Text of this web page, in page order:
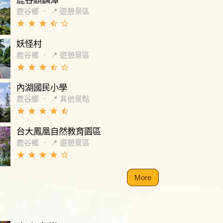
鹿谷鄉 ． 📍 遊憩景區
grade grade grade star_half star_border
妖怪村
鹿谷鄉 ． 📍 遊憩景區
grade grade grade star_half star_border
內湖國民小學
鹿谷鄉 ． 📍 其他景點
grade grade grade grade star_half
台大鳳凰自然教育園區
鹿谷鄉 ． 📍 遊憩景區
grade grade grade grade star_border
More